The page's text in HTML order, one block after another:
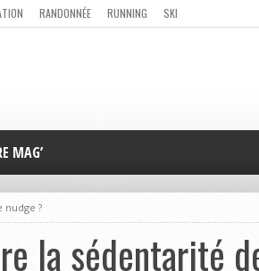
RANDONNÉE RUNNING
SKI
MAG’
nudge ?
la sédentarité